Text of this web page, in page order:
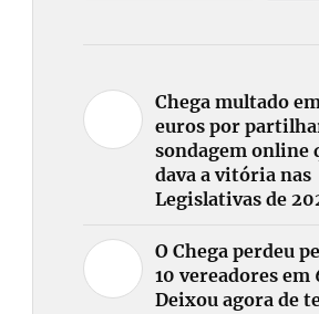
Chega multado
euros por
sondagem online
dava a vitória nas
Legislativas de
O Chega perdeu
10 vereadores em
Deixou agora de